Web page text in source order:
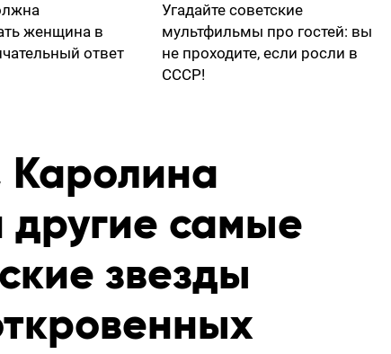
женщина в
ответ
Угадайте советские
мультфильмы про гостей: вы
не проходите, если росли в
СССР!
Каролина
другие самые
звезды